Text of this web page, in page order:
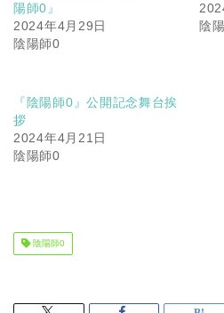
陽師0』
2024年4月29日
陰陽師0
陰
『陰陽師0』公開記念舞台挨
拶
2024年4月21日
陰陽師0
陰陽師0